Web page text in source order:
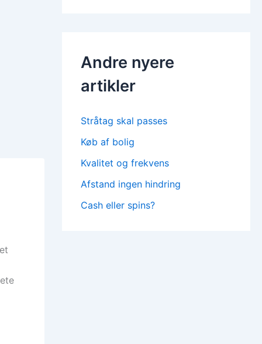
Andre nyere
artikler
Stråtag skal passes
Køb af bolig
Kvalitet og frekvens
Afstand ingen hindring
Cash eller spins?